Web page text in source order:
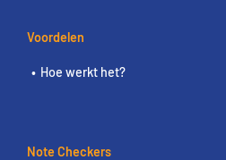
Voordelen
Hoe werkt het?
Note Checkers